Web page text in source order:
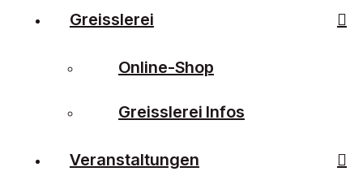
Greisslerei
Online-Shop
Greisslerei Infos
Veranstaltungen